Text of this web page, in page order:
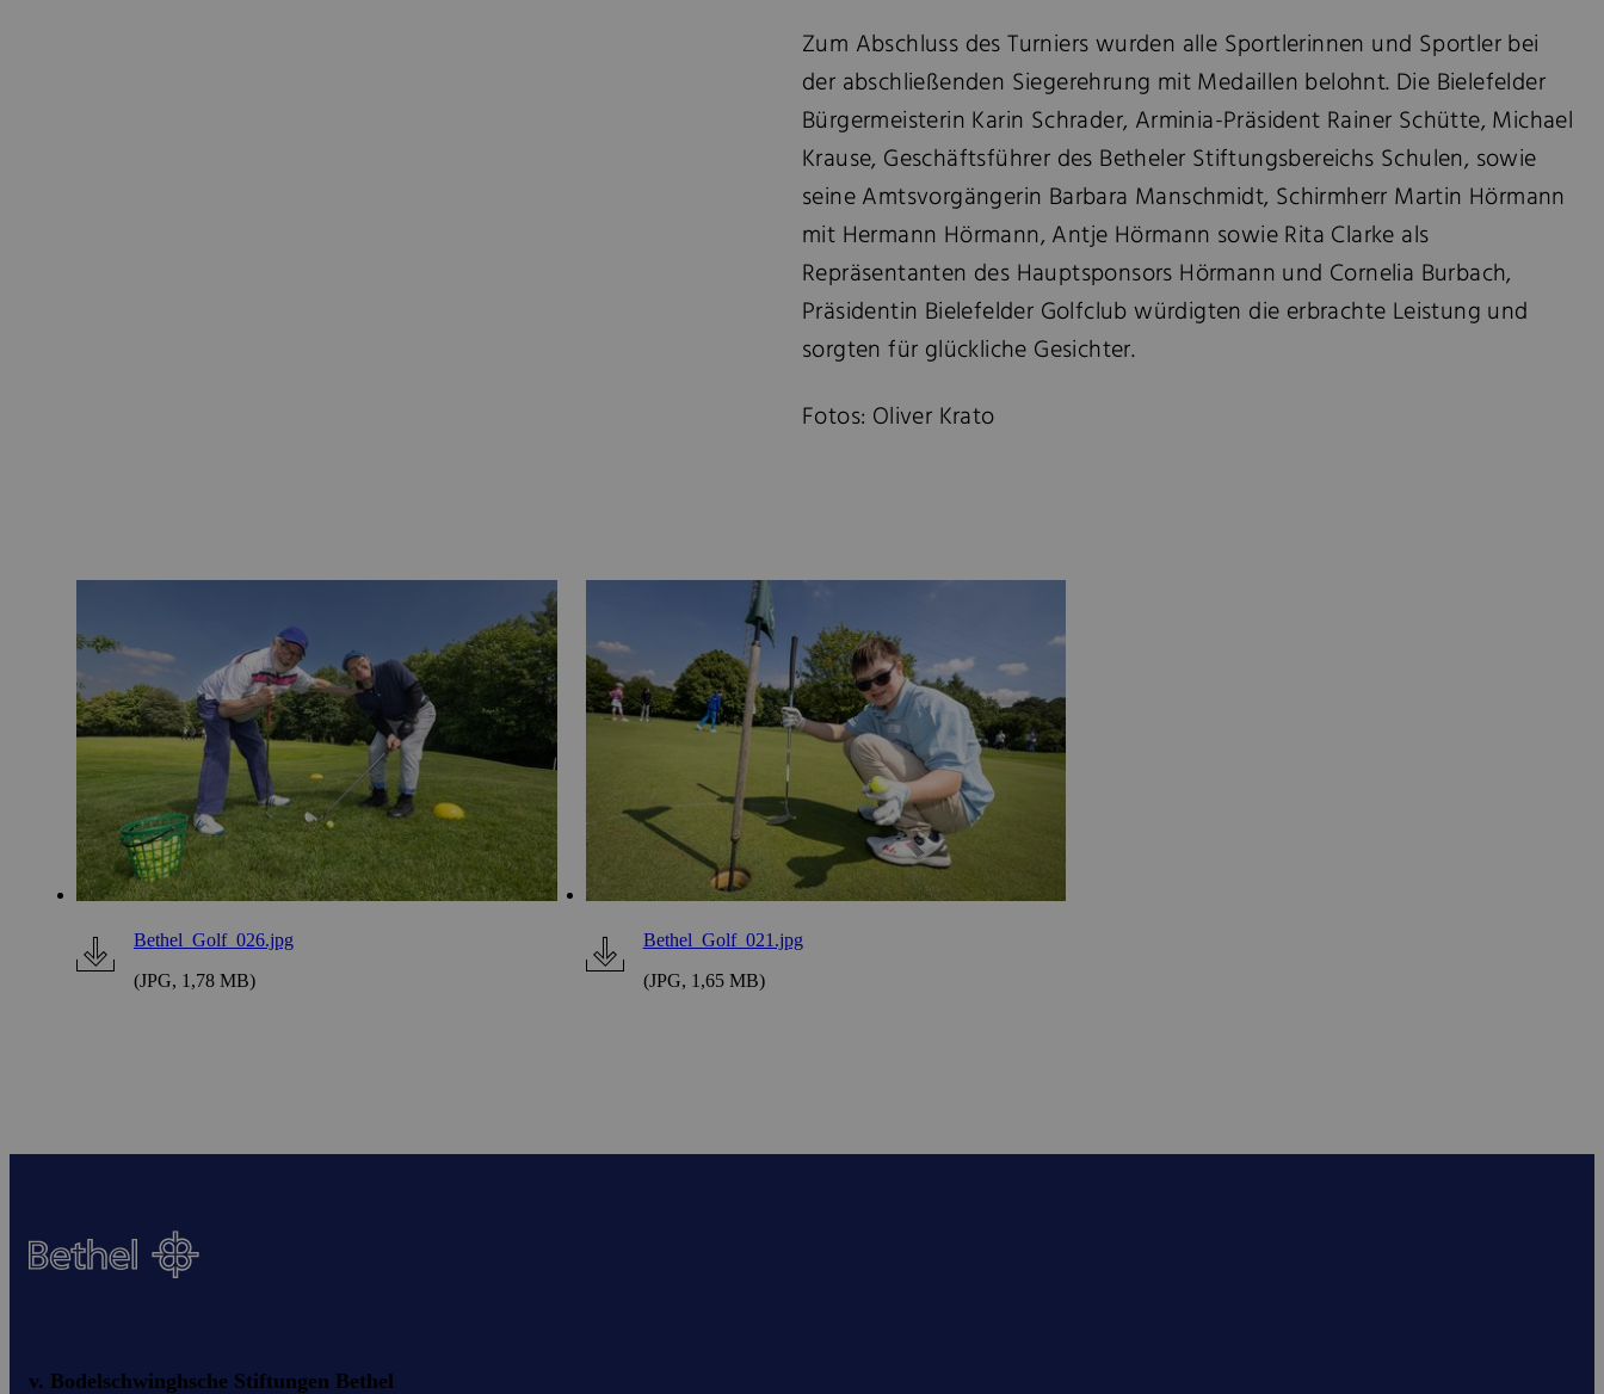
Zum Abschluss des Turniers wurden alle Sportlerinnen und Sportler bei
der abschließenden Siegerehrung mit Medaillen belohnt. Die Bielefelder
Bürgermeisterin Karin Schrader, Arminia-Präsident Rainer Schütte, Michael
Krause, Geschäftsführer des Betheler Stiftungsbereichs Schulen, sowie
seine Amtsvorgängerin Barbara Manschmidt, Schirmherr Martin Hörmann
mit Hermann Hörmann, Antje Hörmann sowie Rita Clarke als
Repräsentanten des Hauptsponsors Hörmann und Cornelia Burbach,
Präsidentin Bielefelder Golfclub würdigten die erbrachte Leistung und
sorgten für glückliche Gesichter.
Fotos: Oliver Krato
Bethel_Golf_026.jpg
(JPG, 1,78 MB)
Bethel_Golf_021.jpg
(JPG, 1,65 MB)
v. Bodelschwinghsche Stiftungen Bethel